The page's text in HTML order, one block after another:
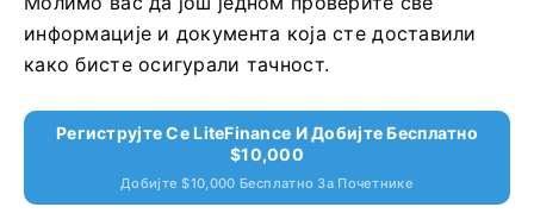
информације и документа која сте доставили
како бисте осигурали тачност.
Региструјте Се LiteFinance И Добијте Бесплатно
$10,000
Добијте $10,000 Бесплатно За Почетнике